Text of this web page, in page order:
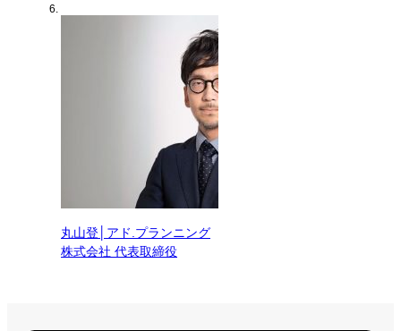
丸山登│アド.プランニング
株式会社 代表取締役